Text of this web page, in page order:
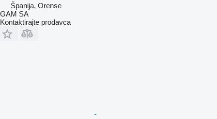
Španija, Orense
GAM SA
Kontaktirajte prodavca